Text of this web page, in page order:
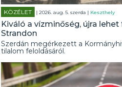
KÖZÉLET | 2026. aug. 5. szerda | Keszthely
Kiváló a vízminőség, újra
Strandon
Szerdán megérkezett a
tilalom feloldásáról.